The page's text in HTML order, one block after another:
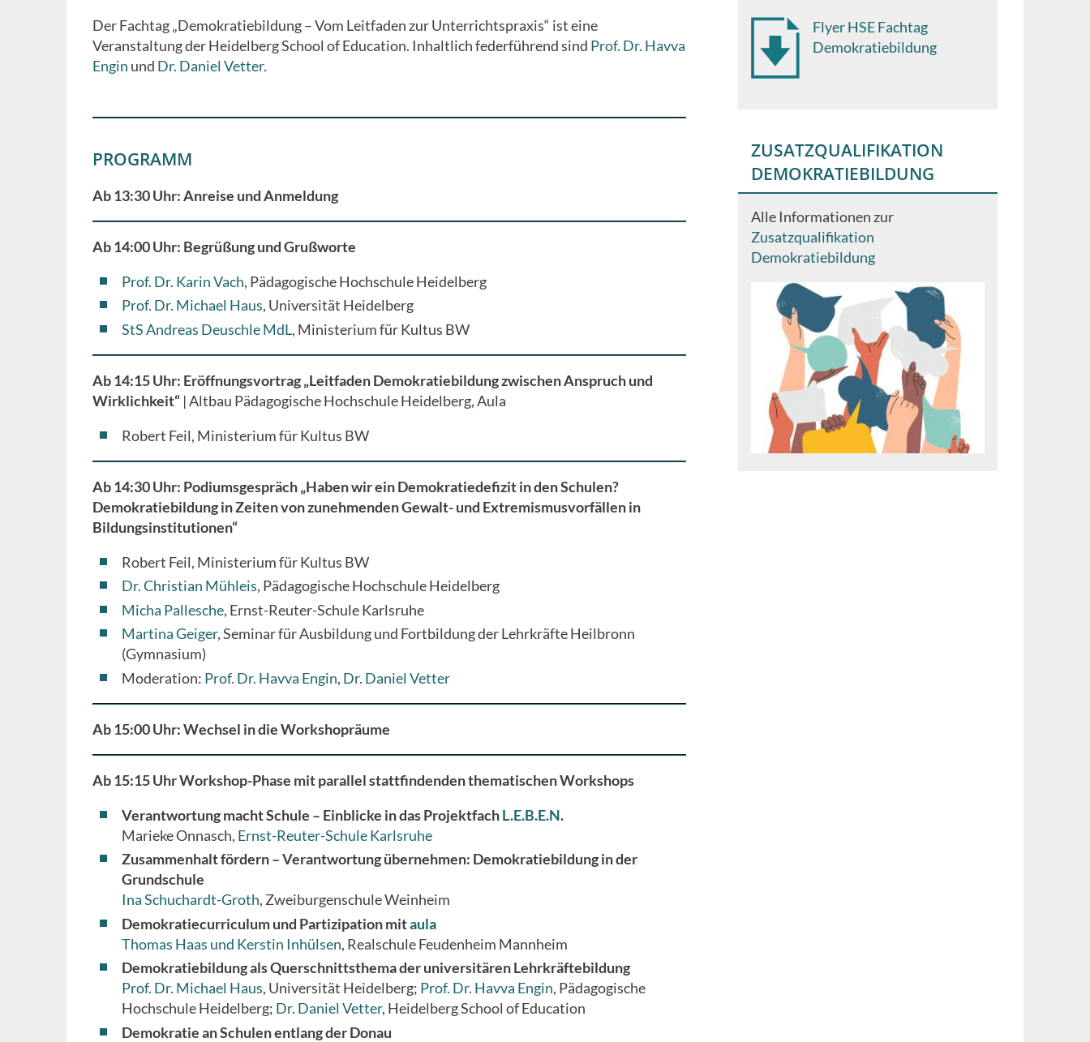
Der Fachtag „Demokratiebildung – Vom Leitfaden zur Unterrichtspraxis“ ist eine
Veranstaltung der Heidelberg School of Education. Inhaltlich federführend sind Prof. Dr. Havva
Engin und Dr. Daniel Vetter.
PROGRAMM
Ab 13:30 Uhr: Anreise und Anmeldung
Ab 14:00 Uhr: Begrüßung und Grußworte
Prof. Dr. Karin Vach, Pädagogische Hochschule Heidelberg
Prof. Dr. Michael Haus, Universität Heidelberg
StS Andreas Deuschle MdL, Ministerium für Kultus BW
Ab 14:15 Uhr: Eröffnungsvortrag „Leitfaden Demokratiebildung zwischen Anspruch und
Wirklichkeit“ | Altbau Pädagogische Hochschule Heidelberg, Aula
Robert Feil, Ministerium für Kultus BW
Ab 14:30 Uhr: Podiumsgespräch „Haben wir ein Demokratiedefizit in den Schulen?
Demokratiebildung in Zeiten von zunehmenden Gewalt- und Extremismusvorfällen in
Bildungsinstitutionen“
Robert Feil, Ministerium für Kultus BW
Dr. Christian Mühleis, Pädagogische Hochschule Heidelberg
Micha Pallesche, Ernst-Reuter-Schule Karlsruhe
Martina Geiger, Seminar für Ausbildung und Fortbildung der Lehrkräfte Heilbronn
(Gymnasium)
Moderation: Prof. Dr. Havva Engin, Dr. Daniel Vetter
Ab 15:00 Uhr: Wechsel in die Workshopräume
Ab 15:15 Uhr Workshop-Phase mit parallel stattfindenden thematischen Workshops
Verantwortung macht Schule – Einblicke in das ProjektfachL.E.B.E.N.
Marieke Onnasch, Ernst-Reuter-Schule Karlsruhe
Zusammenhalt fördern – Verantwortung übernehmen: Demokratiebildung in der
Grundschule
Ina Schuchardt-Groth, Zweiburgenschule Weinheim
Demokratiecurriculum und Partizipation mitaula
Thomas Haas und Kerstin Inhülsen, Realschule Feudenheim Mannheim
Demokratiebildung als Querschnittsthema der universitären Lehrkräftebildung
Prof. Dr. Michael Haus, Universität Heidelberg; Prof. Dr. Havva Engin, Pädagogische
Hochschule Heidelberg; Dr. Daniel Vetter, Heidelberg School of Education
Demokratie an Schulen entlang der Donau
Flyer HSE Fachtag
Demokratiebildung
ZUSATZQUALIFIKATION
DEMOKRATIEBILDUNG
Alle Informationen zur
Zusatzqualifikation
Demokratiebildung